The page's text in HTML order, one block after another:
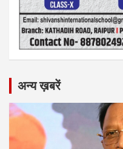
अन्य ख़बरें